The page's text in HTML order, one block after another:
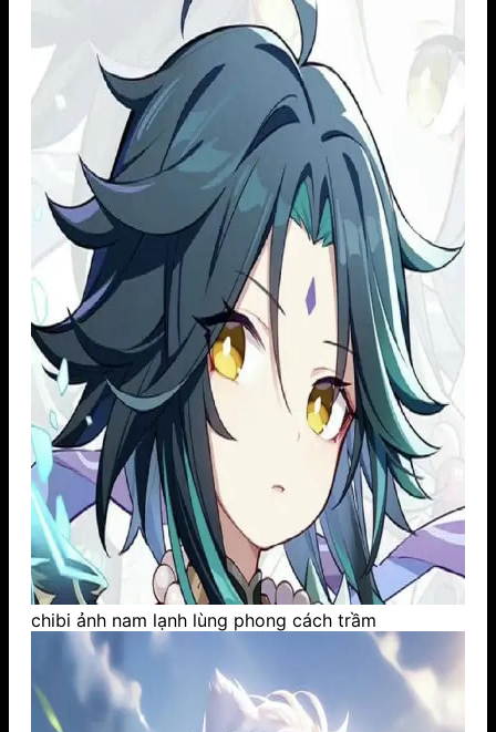
chibi ảnh nam lạnh lùng phong cách trầm